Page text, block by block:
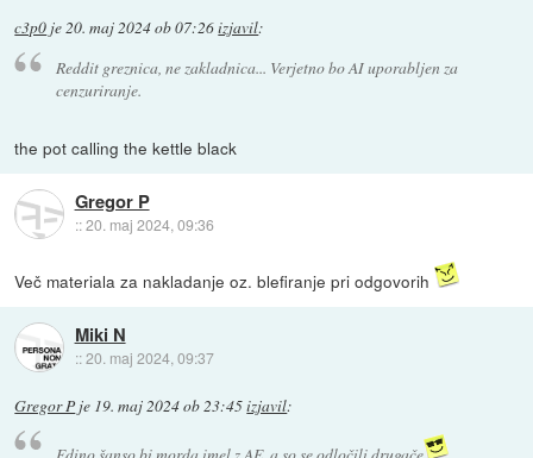
c3p0 je20. maj 2024 ob 07:26izjavil:
Reddit greznica, ne zakladnica... Verjetno bo AI uporabljen za
cenzuriranje.
the pot calling the kettle black
Gregor P
::20. maj 2024, 09:36
Več materiala za nakladanje oz. blefiranje pri odgovorih
Miki N
::20. maj 2024, 09:37
Gregor P je 19. maj 2024 ob 23:45izjavil:
Edino šanso bi morda imel z AE, a so se odločili drugače